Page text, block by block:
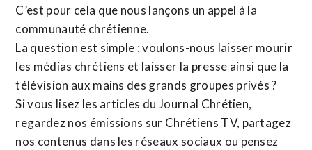
C’est pour cela que nous lançons un appel à la
communauté chrétienne.
La question est simple : voulons-nous laisser mourir
les médias chrétiens et laisser la presse ainsi que la
télévision aux mains des grands groupes privés ?
Si vous lisez les articles du Journal Chrétien,
regardez nos émissions sur Chrétiens TV, partagez
nos contenus dans les réseaux sociaux ou pensez